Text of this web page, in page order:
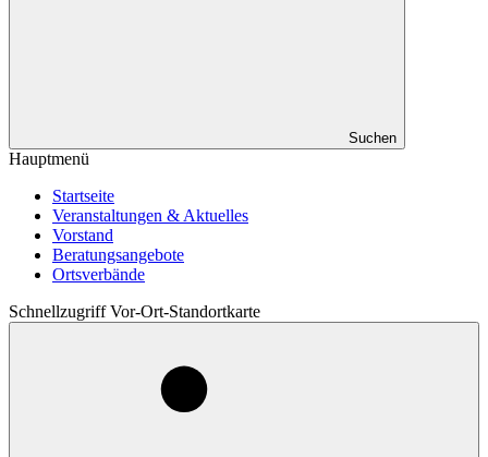
Suchen
Hauptmenü
Startseite
Veranstaltungen & Aktuelles
Vorstand
Beratungsangebote
Ortsverbände
Schnellzugriff Vor-Ort-Standortkarte